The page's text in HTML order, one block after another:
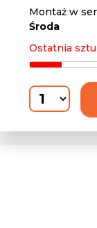
Montaż w
Środa
Ostatnia